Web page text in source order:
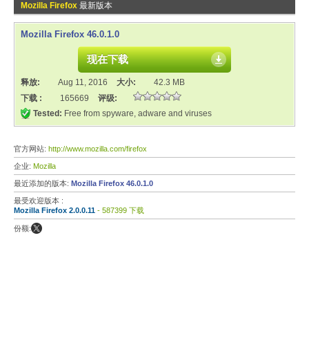
Mozilla Firefox 最新版本
Mozilla Firefox 46.0.1.0
现在下载
释放: Aug 11, 2016 大小:
42.3 MB
下载 :
165669
评级:
Tested: Free from spyware, adware and viruses
官方网站: http://www.mozilla.com/firefox
企业: Mozilla
最近添加的版本: Mozilla Firefox 46.0.1.0
最受欢迎版本 :
Mozilla Firefox 2.0.0.11 - 587399 下载
份额: